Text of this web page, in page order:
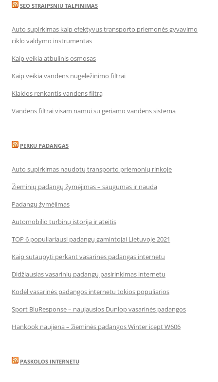
SEO STRAIPSNIU TALPINIMAS
Auto supirkimas kaip efektyvus transporto priemonės gyvavimo
ciklo valdymo instrumentas
Kaip veikia atbulinis osmosas
Kaip veikia vandens nugeležinimo filtrai
Klaidos renkantis vandens filtrą
Vandens filtrai visam namui su geriamo vandens sistema
PERKU PADANGAS
Auto supirkimas naudotų transporto priemonių rinkoje
Žieminių padangų žymėjimas – saugumas ir nauda
Padangų žymėjimas
Automobilio turbinų istorija ir ateitis
TOP 6 populiariausi padangų gamintojai Lietuvoje 2021
Kaip sutaupyti perkant vasarines padangas internetu
Didžiausias vasarinių padangų pasirinkimas internetu
Kodėl vasarinės padangos internetu tokios populiarios
Sport BluResponse – naujausios Dunlop vasarinės padangos
Hankook naujiena – žieminės padangos Winter icept W606
PASKOLOS INTERNETU